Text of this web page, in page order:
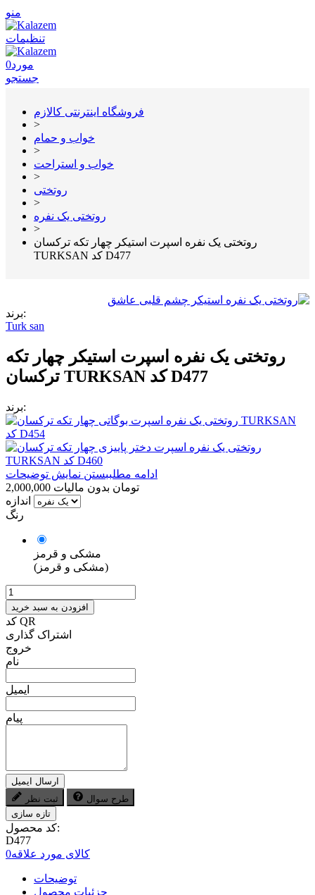
منو
تنظیمات
0مورد
جستجو
فروشگاه اینترنتی کالازم
>
خواب و حمام
>
خواب و استراحت
>
روتختی
>
روتختی یک نفره
>
روتختی یک نفره اسپرت استیکر چهار تکه ترکسان
TURKSAN کد D477
برند:
Turk san
روتختی یک نفره اسپرت استیکر چهار تکه
ترکسان TURKSAN کد D477
برند:
ادامه مطلببستن نمایش توضیحات
2,000,000 تومان بدون مالیات
اندازه
رنگ
مشکی و قرمز
(مشکی و قرمز)
افزودن به سبد خرید
کد QR
اشتراک گذاری
خروج
نام
ایمیل
پیام
ارسال ایمیل
ثبت نظر
طرح سوال
کد محصول:
D477
کالای مورد علاقه0
توضیحات
جزئیات محصول